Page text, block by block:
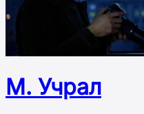
М. Учрал